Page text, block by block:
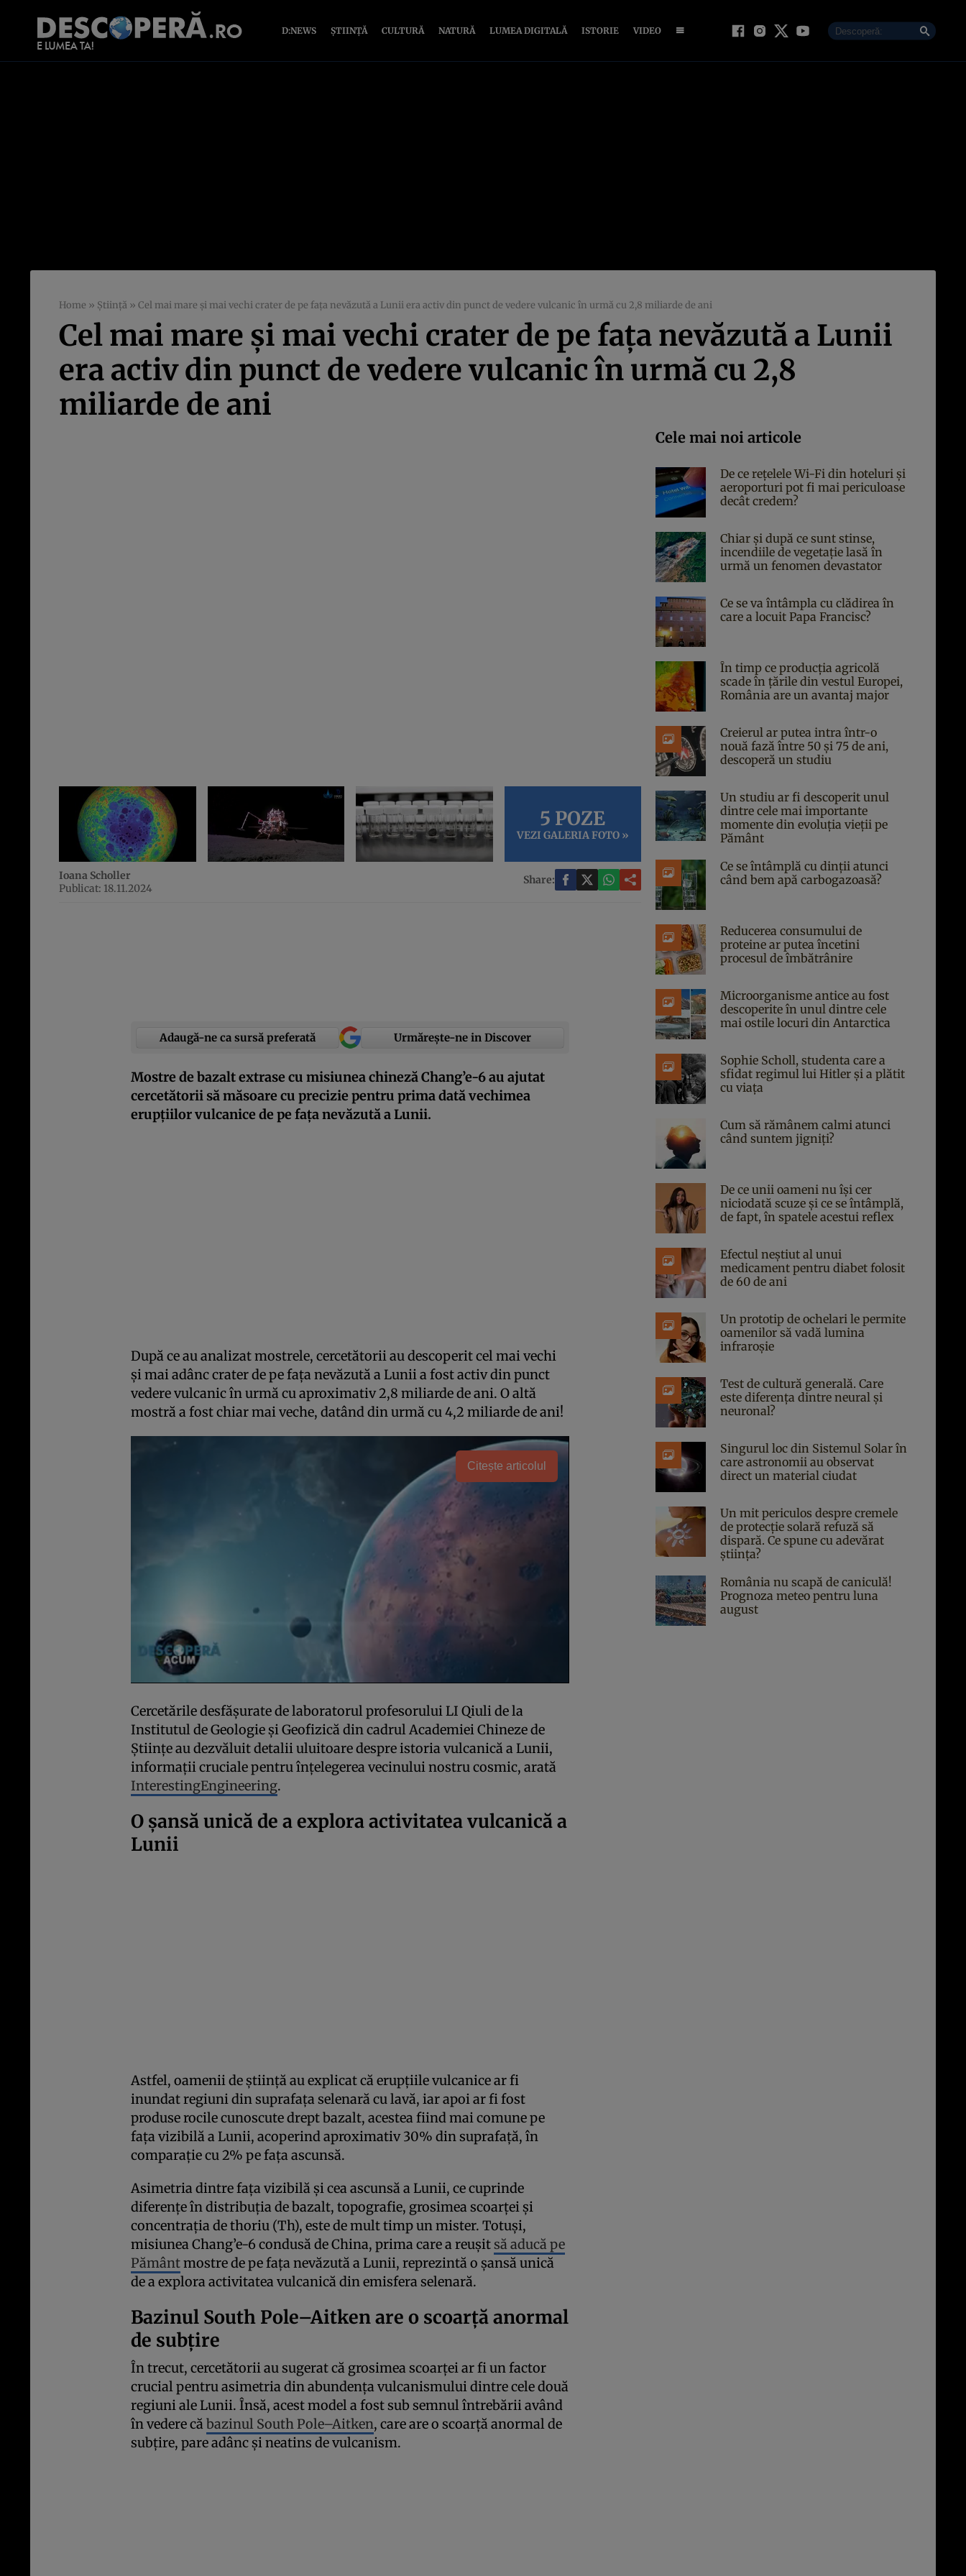
D:NEWS ȘTIINȚĂ CULTURĂ NATURĂ LUMEA DIGITALĂ ISTORIE VIDEO
Home » Știință » Cel mai mare și mai vechi crater de pe fața nevăzută a Lunii era activ din punct de vedere vulcanic în urmă cu 2,8 miliarde de ani
Cel mai mare și mai vechi crater de pe fața nevăzută a Lunii
era activ din punct de vedere vulcanic în urmă cu 2,8
miliarde de ani
5 POZE
VEZI GALERIA FOTO »
Ioana Scholler
Publicat: 18.11.2024
Share:
Adaugă-ne ca sursă preferată Urmărește-ne in Discover
Mostre de bazalt extrase cu misiunea chineză Chang’e-6 au ajutat
cercetătorii să măsoare cu precizie pentru prima dată vechimea
erupțiilor vulcanice de pe fața nevăzută a Lunii.
După ce au analizat mostrele, cercetătorii au descoperit cel mai vechi
și mai adânc crater de pe fața nevăzută a Lunii a fost activ din punct
vedere vulcanic în urmă cu aproximativ 2,8 miliarde de ani. O altă
mostră a fost chiar mai veche, datând din urmă cu 4,2 miliarde de ani!
Citește articolul
Cercetările desfășurate de laboratorul profesorului LI Qiuli de la
Institutul de Geologie și Geofizică din cadrul Academiei Chineze de
Științe au dezvăluit detalii uluitoare despre istoria vulcanică a Lunii,
informații cruciale pentru înțelegerea vecinului nostru cosmic, arată
InterestingEngineering.
O șansă unică de a explora activitatea vulcanică a
Lunii
Astfel, oamenii de știință au explicat că erupțiile vulcanice ar fi
inundat regiuni din suprafața selenară cu lavă, iar apoi ar fi fost
produse rocile cunoscute drept bazalt, acestea fiind mai comune pe
fața vizibilă a Lunii, acoperind aproximativ 30% din suprafață, în
comparație cu 2% pe fața ascunsă.
Asimetria dintre fața vizibilă și cea ascunsă a Lunii, ce cuprinde
diferențe în distribuția de bazalt, topografie, grosimea scoarței și
concentrația de thoriu (Th), este de mult timp un mister. Totuși,
misiunea Chang’e-6 condusă de China, prima care a reușit să aducă pe
Pământmostre de pe fața nevăzută a Lunii, reprezintă o șansă unică
de a explora activitatea vulcanică din emisfera selenară.
Bazinul South Pole–Aitken are o scoarță anormal
de subțire
În trecut, cercetătorii au sugerat că grosimea scoarței ar fi un factor
crucial pentru asimetria din abundența vulcanismului dintre cele două
regiuni ale Lunii. Însă, acest model a fost sub semnul întrebării având
în vedere căbazinul South Pole–Aitken, care are o scoarță anormal de
subțire, pare adânc și neatins de vulcanism.
Cele mai noi articole
De ce rețelele Wi-Fi din hoteluri și
aeroporturi pot fi mai periculoase
decât credem?
Chiar și după ce sunt stinse,
incendiile de vegetație lasă în
urmă un fenomen devastator
Ce se va întâmpla cu clădirea în
care a locuit Papa Francisc?
În timp ce producția agricolă
scade în țările din vestul Europei,
România are un avantaj major
Creierul ar putea intra într-o
nouă fază între 50 și 75 de ani,
descoperă un studiu
Un studiu ar fi descoperit unul
dintre cele mai importante
momente din evoluția vieții pe
Pământ
Ce se întâmplă cu dinții atunci
când bem apă carbogazoasă?
Reducerea consumului de
proteine ar putea încetini
procesul de îmbătrânire
Microorganisme antice au fost
descoperite în unul dintre cele
mai ostile locuri din Antarctica
Sophie Scholl, studenta care a
sfidat regimul lui Hitler și a plătit
cu viața
Cum să rămânem calmi atunci
când suntem jigniți?
De ce unii oameni nu își cer
niciodată scuze și ce se întâmplă,
de fapt, în spatele acestui reflex
Efectul neștiut al unui
medicament pentru diabet folosit
de 60 de ani
Un prototip de ochelari le permite
oamenilor să vadă lumina
infraroșie
Test de cultură generală. Care
este diferența dintre neural și
neuronal?
Singurul loc din Sistemul Solar în
care astronomii au observat
direct un material ciudat
Un mit periculos despre cremele
de protecție solară refuză să
dispară. Ce spune cu adevărat
știința?
România nu scapă de caniculă!
Prognoza meteo pentru luna
august